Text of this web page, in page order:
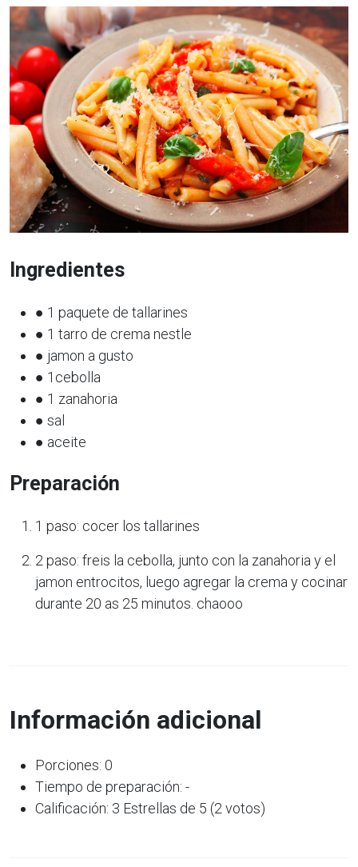
Ingredientes
● 1 paquete de tallarines
● 1 tarro de crema nestle
● jamon a gusto
● 1cebolla
● 1 zanahoria
● sal
● aceite
Preparación
1 paso: cocer los tallarines
2 paso: freis la cebolla, junto con la zanahoria y el
jamon entrocitos, luego agregar la crema y cocinar
durante 20 as 25 minutos. chaooo
Información adicional
Porciones: 0
Tiempo de preparación: -
Calificación: 3 Estrellas de 5 (2 votos)